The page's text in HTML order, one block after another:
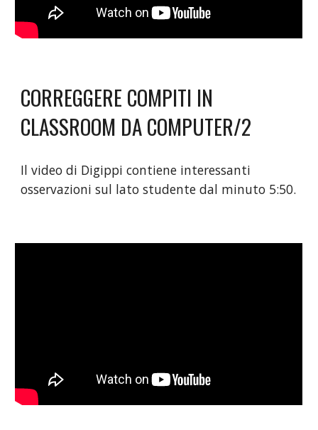
CORREGGERE COMPITI IN
CLASSROOM DA COMPUTER/2
Il video di Digippi contiene interessanti